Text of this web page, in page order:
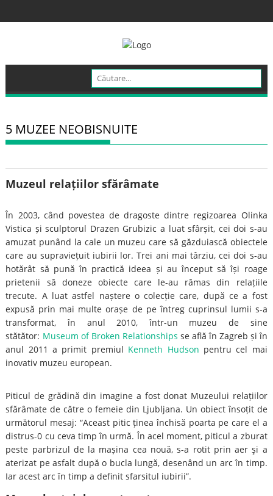
to
5 MUZEE NEOBISNUITE
Muzeul relațiilor sfărâmate
În 2003, când povestea de dragoste dintre regizoarea Olinka
Vistica și sculptorul Drazen Grubizic a luat sfârșit, cei doi s-au
amuzat punând la cale un muzeu care să găzduiască obiectele
care au supraviețuit iubirii lor. Trei ani mai târziu, cei doi s-au
hotărât să pună în practică ideea și au început să își roage
prietenii să doneze obiecte care le-au rămas din relațiile
trecute. A luat astfel naștere o colecție care, după ce a fost
expusă prin mai multe orașe de pe întreg cuprinsul lumii s-a
transformat, în anul 2010, într-un muzeu de sine
stătător: Museum of Broken Relationships se află în Zagreb și în
anul 2011 a primit premiul Kenneth Hudson pentru cel mai
inovativ muzeu european.
Piticul de grădină din imagine a fost donat Muzeului relațiilor
sfărâmate de către o femeie din Ljubljana. Un obiect însoțit de
următorul mesaj: “Aceast pitic ținea închisă poarta pe care el a
distrus-0 cu ceva timp în urmă. În acel moment, piticul a zburat
peste parbrizul de la mașina cea nouă, s-a rotit prin aer şi a
aterizat pe asfalt după o bucla lungă, desenând un arc în timp.
Iar acest arc în timp a definit sfarsitul iubirii”.